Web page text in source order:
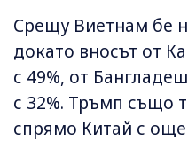
Срещу Виетнам бе
докато вносът от
с 49%, от
с 32%. Тръмп също
спрямо Китай с